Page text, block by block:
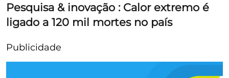
Pesquisa & inovação : Calor extremo é
ligado a 120 mil mortes no país
Publicidade